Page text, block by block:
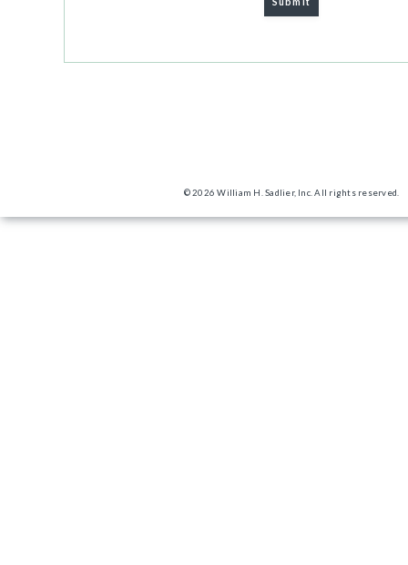
© 2026 William H. Sadlier, Inc. All rights reserved.